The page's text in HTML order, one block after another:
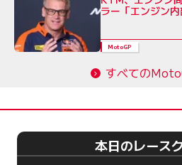
ラー「エンジン
MotoGP
すべての
本日のレース